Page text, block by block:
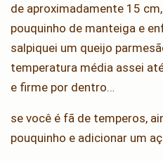
de aproximadamente 15
pouquinho de manteiga e
salpiquei um queijo
temperatura média assei
e firme por dentro…
se você é fã de temperos,
pouquinho e adicionar um